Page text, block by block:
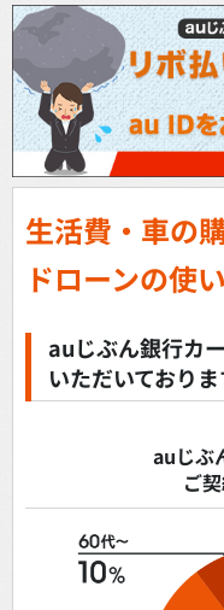
生活費・車の
ドローンの使
auじぶん銀行カ
いただいており
auじぶ
ご